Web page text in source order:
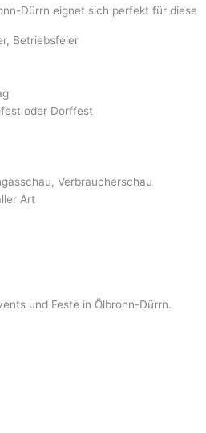
Dürrn eignet sich perfekt für diese
Betriebsfeier
oder Dorffest
Verbraucherschau
Art
und Feste in Ölbronn-Dürrn.